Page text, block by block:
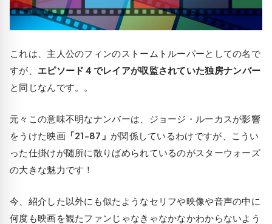
これは、主人公のフィンのストームトルーパーとしての名で
すが、
エピソード４でレイアが収監されていた独房ナンバー
と同じなんです。。
元々この意味不明なナンバーは、ジョージ・ルーカスが影響
をうけた映画「21-87」 が関係しているわけですが、こうい
った仕掛けが随所に散りばめられているのがスターウォーズ
の大きな魅力です！
今、紹介した以外にも似たようなセリフや映像や音声の中に
何度も映画を観たファンじゃなきゃなかなかわからないよう